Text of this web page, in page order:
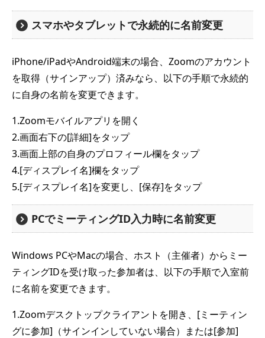
スマホやタブレットで永続的に名前変更
iPhone/iPadやAndroid端末の場合、Zoomのアカウント
を取得（サインアップ）済みなら、以下の手順で永続的
に自身の名前を変更できます。
1.Zoomモバイルアプリを開く
2.画面右下の[詳細]をタップ
3.画面上部の自身のプロフィール欄をタップ
4.[ディスプレイ名]欄をタップ
5.[ディスプレイ名]を変更し、[保存]をタップ
PCでミーティングID入力時に名前変更
Windows PCやMacの場合、ホスト（主催者）からミー
ティングIDを受け取った参加者は、以下の手順で入室前
に名前を変更できます。
1.Zoomデスクトップクライアントを開き、[ミーティン
グに参加]（サインインしていない場合）または[参加]